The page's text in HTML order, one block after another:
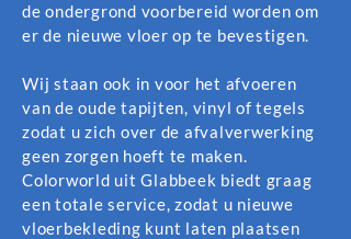
de ondergrond voorbereid worden om
er de nieuwe vloer op te bevestigen.
Wij staan ook in voor het afvoeren
van de oude tapijten, vinyl of tegels
zodat u zich over de afvalverwerking
geen zorgen hoeft te maken.
Colorworld uit Glabbeek biedt graag
een totale service, zodat u nieuwe
vloerbekleding kunt laten plaatsen